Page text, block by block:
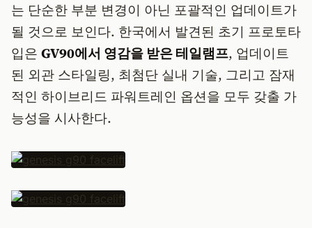
는 단순한 부분 변경이 아닌 포괄적인 업데이트가
될 것으로 보인다. 한국에서 발견된 초기 프로토타
입은 GV90에서 영감을 받은 테일램프, 업데이트
된 외관 스타일링, 최첨단 실내 기술, 그리고 잠재
적인 하이브리드 파워트레인 옵션을 모두 갖출 가
능성을 시사한다.